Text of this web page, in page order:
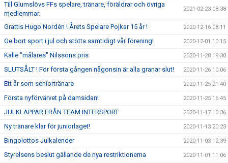
Till Glumslövs FFs spelare, tränare, föräldrar och övriga
medlemmar.
2021-02-23 08:38
Grattis Hugo Nordén ! Årets Spelare Pojkar 15 år ! 2020-12-16 08:11
Ge bort sport i jul och stötta samtidigt vår förening! 2020-12-01 10:15
Kalle "målares" Nilssons pris 2020-11-28 19:30
SLUTSÅLT ! För första gången någonsin är alla granar slut! 2020-11-26 10:06
Ett år som seniortränare 2020-11-25 21:40
Första nyförvärvet på damsidan! 2020-11-25 16:45
JULKLAPPAR FRÅN TEAM INTERSPORT 2020-11-17 10:36
Ny tränare klar för juniorlaget! 2020-11-13 20:23
Bingolottos Julkalender 2020-11-03 12:39
Styrelsens beslut gällande de nya restriktionerna 2020-11-01 11:06